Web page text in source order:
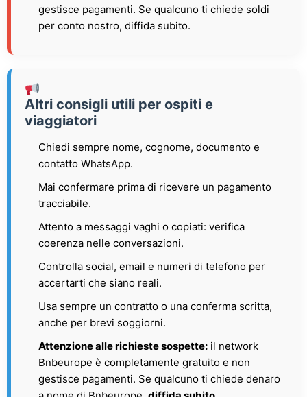
gestisce pagamenti. Se qualcuno ti chiede soldi
per conto nostro, diffida subito.
Altri consigli utili per ospiti e
viaggiatori
Chiedi sempre nome, cognome, documento e
contatto WhatsApp.
Mai confermare prima di ricevere un pagamento
tracciabile.
Attento a messaggi vaghi o copiati: verifica
coerenza nelle conversazioni.
Controlla social, email e numeri di telefono per
accertarti che siano reali.
Usa sempre un contratto o una conferma scritta,
anche per brevi soggiorni.
Attenzione alle richieste sospette: il network
Bnbeurope è completamente gratuito e non
gestisce pagamenti. Se qualcuno ti chiede denaro